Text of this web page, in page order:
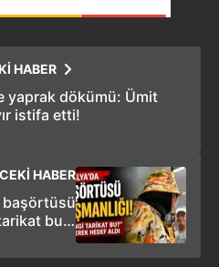
HABER
yaprak dökümü: Ümit
istifa etti!
HABER
başörtüsü
bu?"